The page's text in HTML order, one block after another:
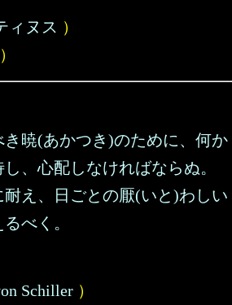
ィヌス ）
）
き暁(あかつき)のために、何か
、心配しなければならぬ。
え、日ごとの厭(いと)わしい
べく。
Schiller ）